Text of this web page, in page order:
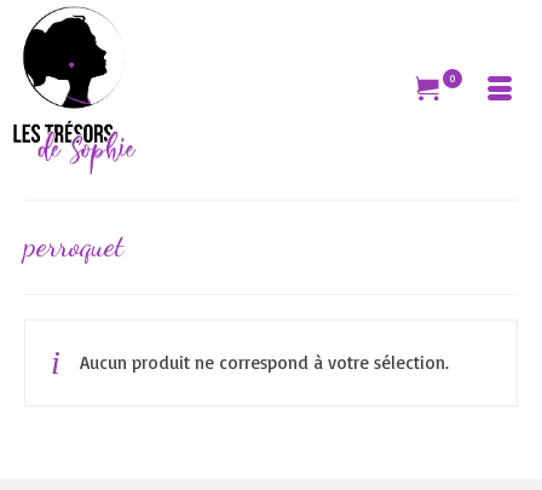
0
perroquet
Aucun produit ne correspond à votre sélection.